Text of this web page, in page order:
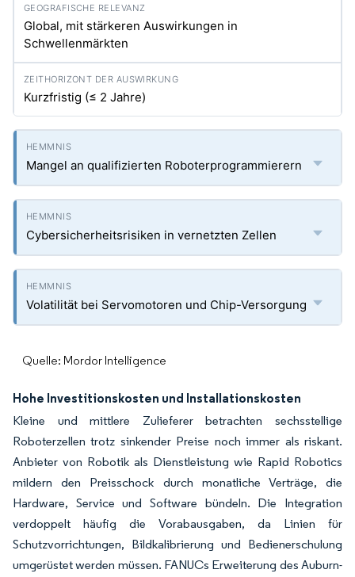
Global, mit stärkeren Auswirkungen in
Schwellenmärkten
Kurzfristig (≤ 2 Jahre)
Mangel an qualifizierten Roboterprogrammierern
Cybersicherheitsrisiken in vernetzten Zellen
Volatilität bei Servomotoren und Chip-Versorgung
Quelle: Mordor Intelligence
Hohe Investitionskosten und Installationskosten
Kleine und mittlere Zulieferer betrachten sechsstellige
Roboterzellen trotz sinkender Preise noch immer als riskant.
Anbieter von Robotik als Dienstleistung wie Rapid Robotics
mildern den Preisschock durch monatliche Verträge, die
Hardware, Service und Software bündeln. Die Integration
verdoppelt häufig die Vorabausgaben, da Linien für
Schutzvorrichtungen, Bildkalibrierung und Bedienerschulung
umgerüstet werden müssen. FANUCs Erweiterung des Auburn-